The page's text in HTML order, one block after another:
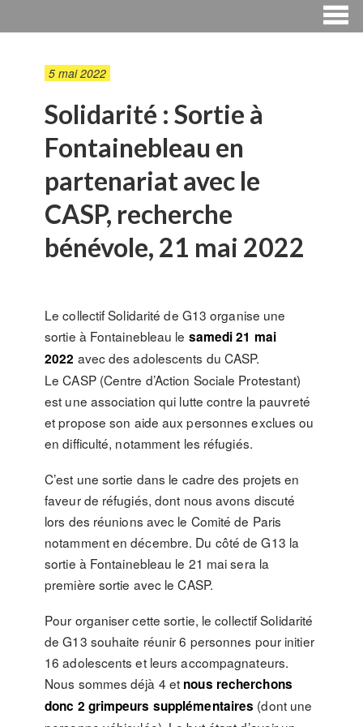
5 mai 2022
Solidarité : Sortie à
Fontainebleau en
partenariat avec le
CASP, recherche
bénévole, 21 mai 2022
Le collectif Solidarité de G13 organise une
sortie à Fontainebleau le samedi 21 mai
2022 avec des adolescents du CASP.
Le CASP (Centre d’Action Sociale Protestant)
est une association qui lutte contre la pauvreté
et propose son aide aux personnes exclues ou
en difficulté, notamment les réfugiés.
C’est une sortie dans le cadre des projets en
faveur de réfugiés, dont nous avons discuté
lors des réunions avec le Comité de Paris
notamment en décembre. Du côté de G13 la
sortie à Fontainebleau le 21 mai sera la
première sortie avec le CASP.
Pour organiser cette sortie, le collectif Solidarité
de G13 souhaite réunir 6 personnes pour initier
16 adolescents et leurs accompagnateurs.
Nous sommes déjà 4 et nous recherchons
donc 2 grimpeurs supplémentaires (dont une